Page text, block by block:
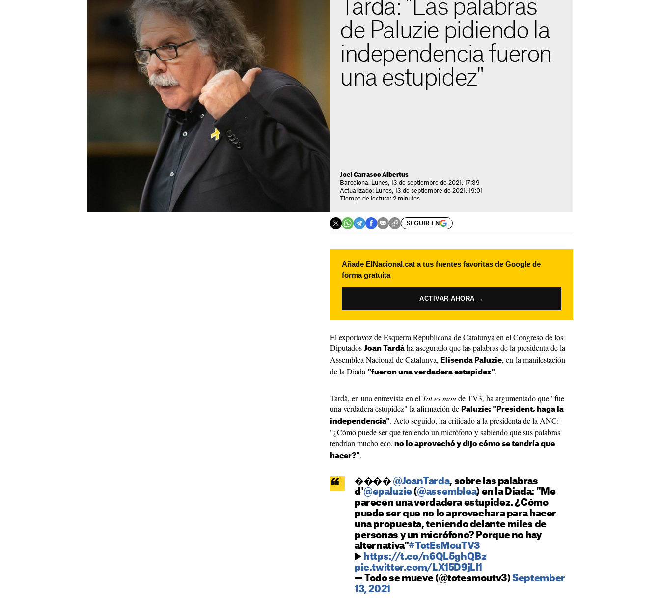
Tardà: "Las palabras
de Paluzie pidiendo la
independencia fueron
una estupidez"
Joel Carrasco Albertus
Barcelona. Lunes, 13 de septiembre de 2021. 17:39
Actualizado: Lunes, 13 de septiembre de 2021. 19:01
Tiempo de lectura: 2 minutos
SEGUIR EN
Añade ElNacional.cat a tus fuentes favoritas de Google de
forma gratuita
ACTIVAR AHORA →
El exportavoz de Esquerra Republicana de Catalunya en el Congreso de los
Diputados Joan Tardà ha asegurado que las palabras de la presidenta de la
Assemblea Nacional de Catalunya, Elisenda Paluzie, en la manifestación
de la Diada "fueron una verdadera estupidez".
Tardà, en una entrevista en el Tot es moude TV3, ha argumentado que "fue
una verdadera estupidez" la afirmación de Paluzie: "President, haga la
independencia". Acto seguido, ha criticado a la presidenta de la ANC:
"¿Cómo puede ser que teniendo un micrófono y sabiendo que sus palabras
tendrían mucho eco, no lo aprovechó y dijo cómo se tendría que
hacer?".
���� @JoanTarda, sobre las palabras
d'@epaluzie(@assemblea) en la Diada: "Me
parecen una verdadera estupidez. ¿Cómo
puede ser que no lo aprovechara para hacer
una propuesta, teniendo delante miles de
personas y un micrófono? Porque no hay
alternativa"#TotEsMouTV3
▶️ https://t.co/n6QL5ghQBz
pic.twitter.com/LX15D9jLl1
— Todo se mueve (@totesmoutv3)September
13, 2021